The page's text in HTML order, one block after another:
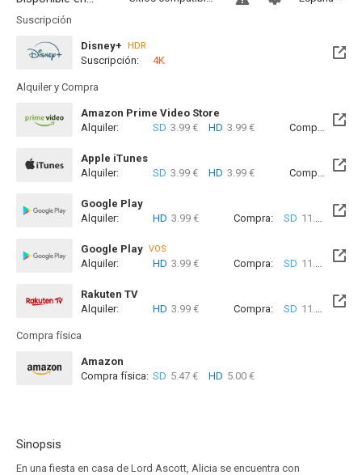
Suscripción
Disney+ HDR
Suscripción: 4K
Alquiler y Compra
Amazon Prime Video Store
Alquiler:
SD 3.99 € HD 3.99 € Compra: SD
Apple iTunes
Alquiler:
SD 3.99 € HD 3.99 € Compra: SD
Google Play
Alquiler:
HD 3.99 € Compra: SD 11.99 € HD
Google Play VOS
Alquiler: HD 3.99 € Compra: SD 11.99 € HD
Rakuten TV
Alquiler:
HD 3.99 € Compra: SD 11.99 € HD
Compra física
Amazon
Compra física: SD 5.47 € HD 5.00 €
Sinopsis
En una fiesta en casa de Lord Ascott, Alicia se encuentra con